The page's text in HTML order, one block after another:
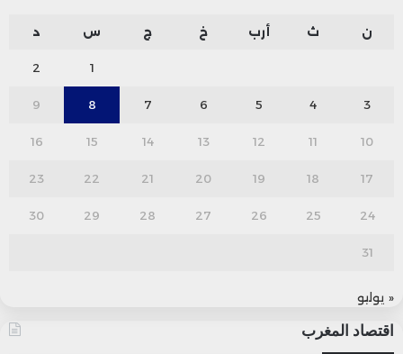
ن ث أرب خ ج س د
1
2
3
4
5
6
7
8
9
10
11
12
13
14
15
16
17
18
19
20
21
22
23
24
25
26
27
28
29
30
31
« يوليو
اقتصاد المغرب